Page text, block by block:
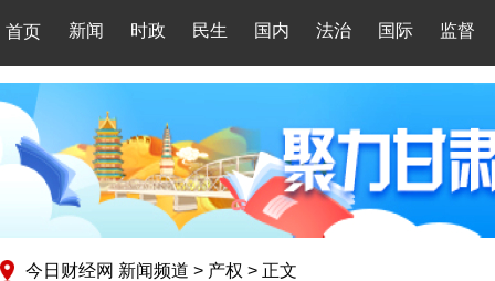
首页 新闻 时政 民生 国内 法治 国际 监督
今日财经网 新闻频道 > 产权 > 正文